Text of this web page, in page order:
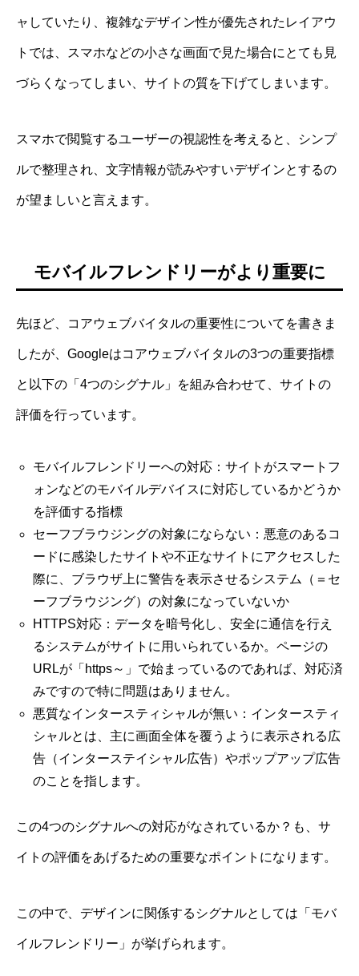
ャしていたり、複雑なデザイン性が優先されたレイアウ
トでは、スマホなどの小さな画面で見た場合にとても見
づらくなってしまい、サイトの質を下げてしまいます。
スマホで閲覧するユーザーの視認性を考えると、シンプ
ルで整理され、文字情報が読みやすいデザインとするの
が望ましいと言えます。
モバイルフレンドリーがより重要に
先ほど、コアウェブバイタルの重要性についてを書きま
したが、Googleはコアウェブバイタルの3つの重要指標
と以下の「4つのシグナル」を組み合わせて、サイトの
評価を行っています。
モバイルフレンドリーへの対応：サイトがスマートフ
ォンなどのモバイルデバイスに対応しているかどうか
を評価する指標
セーフブラウジングの対象にならない：悪意のあるコ
ードに感染したサイトや不正なサイトにアクセスした
際に、ブラウザ上に警告を表示させるシステム（＝セ
ーフブラウジング）の対象になっていないか
HTTPS対応：データを暗号化し、安全に通信を行え
るシステムがサイトに用いられているか。ページの
URLが「https～」で始まっているのであれば、対応済
みですので特に問題はありません。
悪質なインタースティシャルが無い：インタースティ
シャルとは、主に画面全体を覆うように表示される広
告（インターステイシャル広告）やポップアップ広告
のことを指します。
この4つのシグナルへの対応がなされているか？も、サ
イトの評価をあげるための重要なポイントになります。
この中で、デザインに関係するシグナルとしては「モバ
イルフレンドリー」が挙げられます。